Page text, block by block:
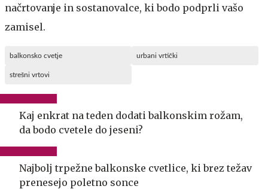
načrtovanje in sostanovalce, ki bodo podprli vašo
zamisel.
balkonsko cvetje urbani vrtički
strešni vrtovi
Kaj enkrat na teden dodati balkonskim rožam,
da bodo cvetele do jeseni?
Najbolj trpežne balkonske cvetlice, ki brez težav
prenesejo poletno sonce